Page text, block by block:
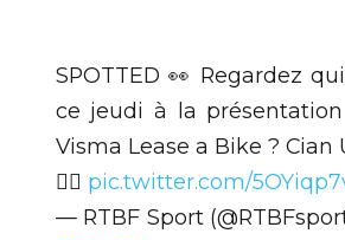
SPOTTED 👀 Regardez
ce jeudi à la présentation
Visma Lease a Bike ? Cian
🙋‍♂️ pic.twitter.com/
— RTBF Sport